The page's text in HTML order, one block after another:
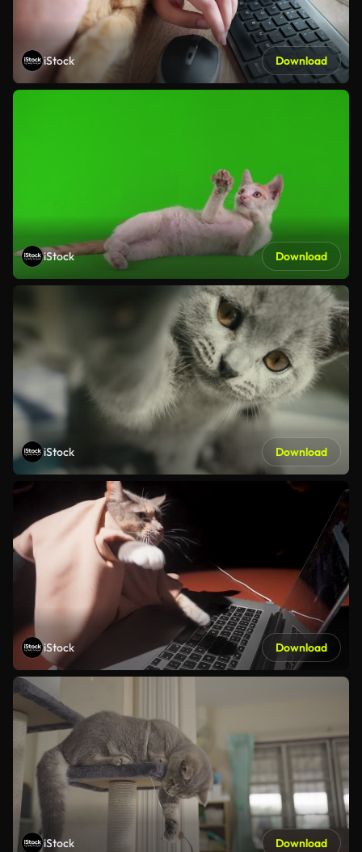
iStock Download
iStock Download
iStock Download
iStock Download
iStock Download